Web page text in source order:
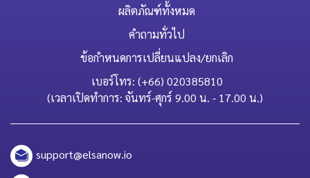
ผลิตภัณฑ์ทั้งหมด
คำถามทั่วไป
ข้อกำหนดการเปลี่ยนแปลง/ยกเลิก
เบอร์โทร: (+66) 020385810
(เวลาเปิดทำการ: จันทร์-ศุกร์ 9.00 น. - 17.00 น.)
support@elsanow.io